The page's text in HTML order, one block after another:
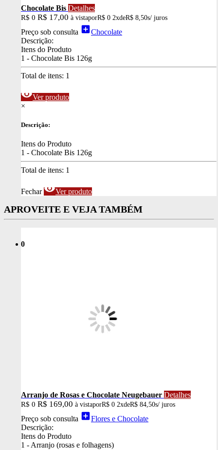
Chocolate Bis Detalhes
R$ 0 R$ 17,00 à vistaporR$ 0 2xdeR$ 8,50s/ juros
Preço sob consulta add_boxChocolate
Descrição:
Itens do Produto
1 - Chocolate Bis 126g
Total de itens: 1
visibilityVer produto
×
Descrição:
Itens do Produto
1 - Chocolate Bis 126g
Total de itens: 1
Fechar visibilityVer produto
APROVEITE E VEJA TAMBÉM
0
Arranjo de Rosas e Chocolate Neugebauer Detalhes
R$ 0 R$ 169,00 à vistaporR$ 0 2xdeR$ 84,50s/ juros
Preço sob consulta add_boxFlores e Chocolate
Descrição:
Itens do Produto
1 - Arranjo (rosas e folhagens)